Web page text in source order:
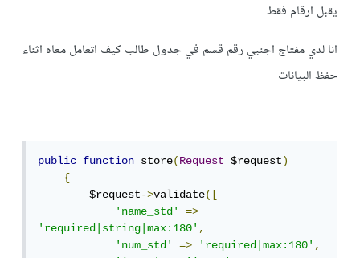
يقبل ارقام فقط
انا لدي مفتاج اجنبي رقم قسم في جدول طالب كيف اتعامل معاه اثناء
حفظ البيانات
public function store(Request $request)
{
        $request
->validate([
'name_std'
=>
'required|string|max:180',
'num_std'
=> 'required|max:180',